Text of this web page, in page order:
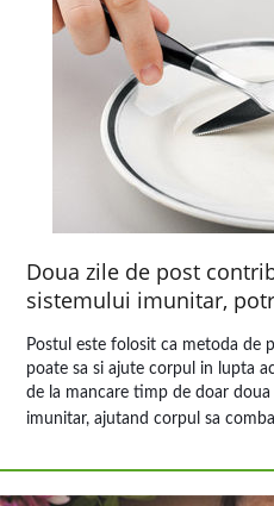
Doua zile de post
sistemului imunitar,
Postul este folosit ca metoda de
poate sa si ajute corpul in lupta
de la mancare timp de doar doua
imunitar, ajutand corpul sa